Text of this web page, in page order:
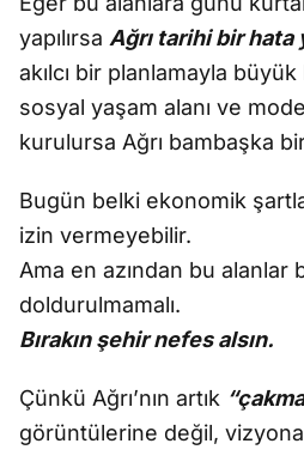
yapılırsa Ağrı tarihi bir hata
akılcı bir planlamayla
sosyal yaşam alanı ve
kurulursa Ağrı bambaşka
Bugün belki ekonomik
izin vermeyebilir.
Ama en azından bu alanlar
doldurulmamalı.
Bırakın şehir nefes alsın.
Çünkü Ağrı’nın artık
görüntülerine değil, vizyona